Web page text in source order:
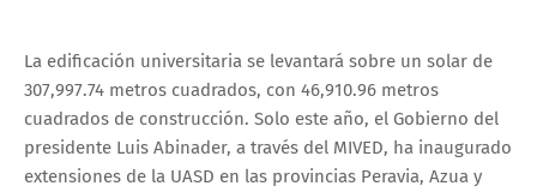
La edificación universitaria se levantará sobre un solar de
307,997.74 metros cuadrados, con 46,910.96 metros
cuadrados de construcción. Solo este año, el Gobierno del
presidente Luis Abinader, a través del MIVED, ha inaugurado
extensiones de la UASD en las provincias Peravia, Azua y